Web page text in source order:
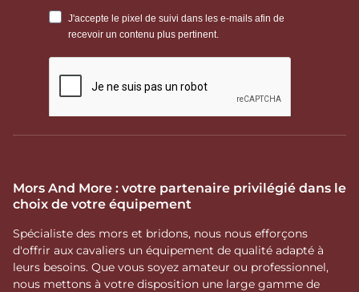
Mors And More : votre partenaire privilégié dans le
choix de votre équipement
Spécialiste des mors et bridons, nous nous efforçons
d'offrir aux cavaliers un équipement de qualité adapté à
leurs besoins. Que vous soyez amateur ou professionnel,
nous mettons à votre disposition une large gamme de